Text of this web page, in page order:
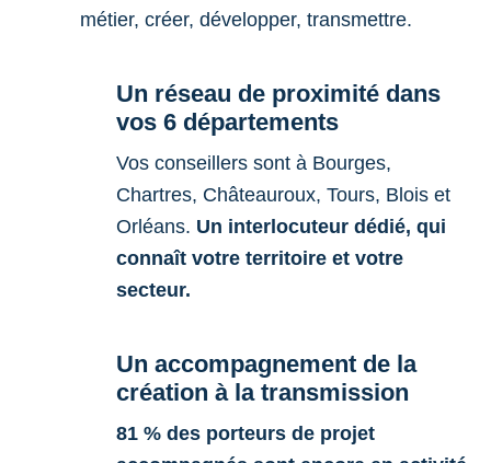
métier, créer, développer, transmettre.
Un réseau de proximité dans
vos 6 départements
Vos conseillers sont à Bourges,
Chartres, Châteauroux, Tours, Blois et
Orléans. Un interlocuteur dédié, qui
connaît votre territoire et votre
secteur.
Un accompagnement de la
création à la transmission
81 % des porteurs de projet